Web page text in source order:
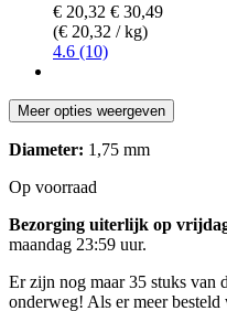
€ 20,32 € 30,49
(€ 20,32 / kg)
4.6 (10)
Meer opties weergeven
Diameter: 1,75 mm
Op voorraad
Bezorging uiterlijk op
maandag 23:59 uur.
Er zijn nog maar 35 stuks van
onderweg! Als er meer